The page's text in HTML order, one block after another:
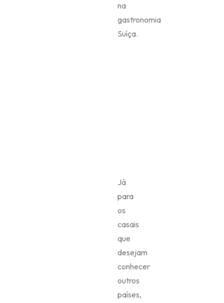
na
gastronomia
Suíça.
Já
para
os
casais
que
desejam
conhecer
outros
países,